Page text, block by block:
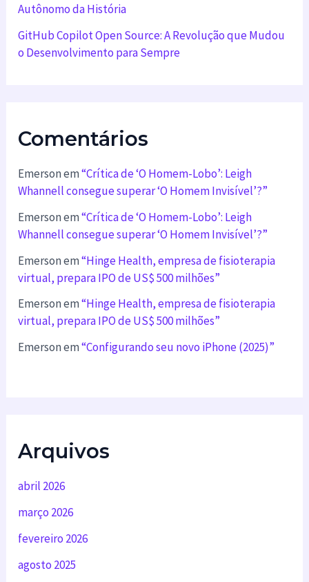
Autônomo da História
GitHub Copilot Open Source: A Revolução que Mudou
o Desenvolvimento para Sempre
Comentários
Emersonem“Crítica de ‘O Homem-Lobo’: Leigh
Whannell consegue superar ‘O Homem Invisível’?”
Emersonem“Crítica de ‘O Homem-Lobo’: Leigh
Whannell consegue superar ‘O Homem Invisível’?”
Emersonem“Hinge Health, empresa de fisioterapia
virtual, prepara IPO de US$ 500 milhões”
Emersonem“Hinge Health, empresa de fisioterapia
virtual, prepara IPO de US$ 500 milhões”
Emersonem“Configurando seu novo iPhone (2025)”
Arquivos
abril 2026
março 2026
fevereiro 2026
agosto 2025